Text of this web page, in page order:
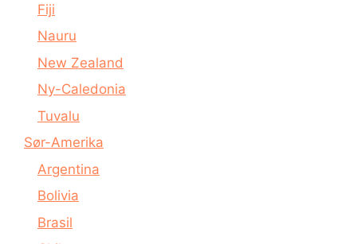
Fiji
Nauru
New Zealand
Ny-Caledonia
Tuvalu
Sør-Amerika
Argentina
Bolivia
Brasil